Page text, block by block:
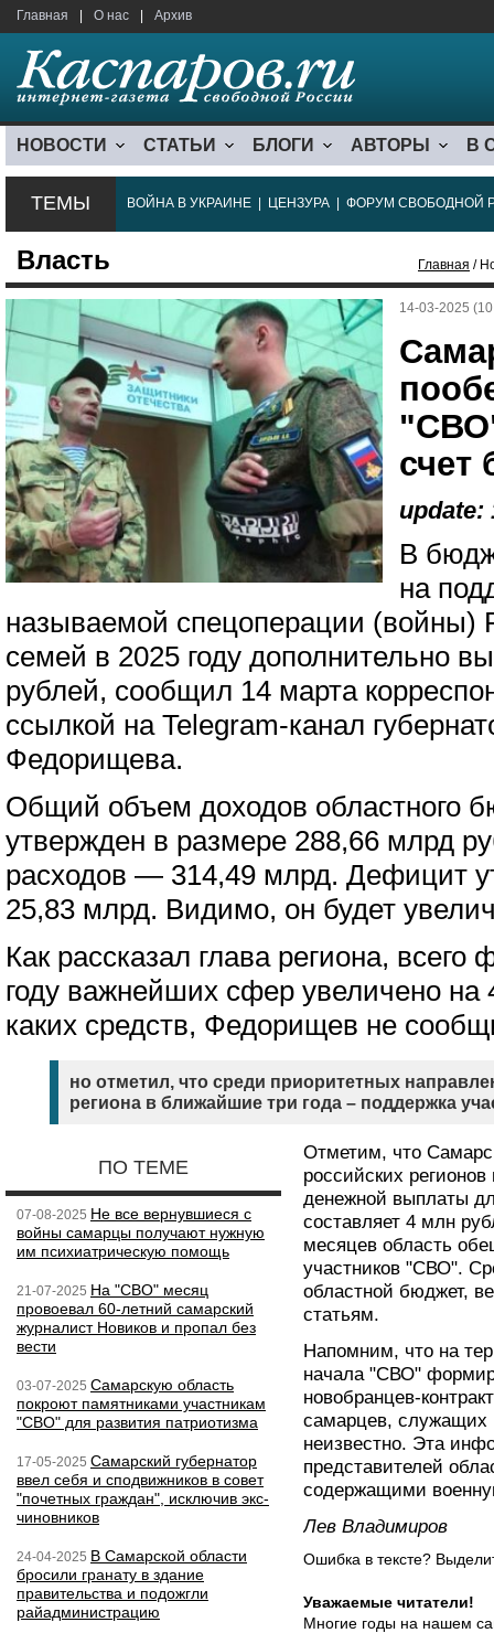
Главная О нас Архив
НОВОСТИ СТАТЬИ БЛОГИ АВТОРЫ В
ТЕМЫ ВОЙНА В УКРАИНЕ ЦЕНЗУРА ФОРУМ СВОБОДНОЙ
Власть Главная /
14-03-2025
счет
update:
В
на
называемой спецоперации (войны)
семей в 2025 году дополнительно
рублей, сообщил 14 марта
ссылкой на Telegram-канал
Федорищева.
Общий объем доходов областного
утвержден в размере 288,66 млрд
расходов — 314,49 млрд. Дефицит
25,83 млрд. Видимо, он будет
Как рассказал глава региона,
году важнейших сфер увеличено на
каких средств, Федорищев не
но отметил, что среди приоритетных
региона в ближайшие три года – поддержка
ПО ТЕМЕ
07-08-2025 Не все вернувшиеся с
войны самарцы получают нужную
им психиатрическую помощь
21-07-2025 На "СВО" месяц
провоевал 60-летний самарский
журналист Новиков и пропал без
вести
03-07-2025 Самарскую область
покроют памятниками участникам
"СВО" для развития патриотизма
17-05-2025 Самарский губернатор
ввел себя и сподвижников в совет
"почетных граждан", исключив экс-
чиновников
24-04-2025 В Самарской области
бросили гранату в здание
правительства и подожгли
райадминистрацию
Отметим, что
российских
денежной выплаты
составляет 4 млн
месяцев область
участников "СВО".
областной бюджет,
статьям.
Напомним, что на
начала "СВО"
новобранцев-
самарцев, служащих
неизвестно. Эта
представителей
содержащими
Лев Владимиров
Ошибка в тексте?
Уважаемые читатели!
Многие годы на нашем